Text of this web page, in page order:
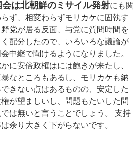
会は北朝鮮のミサイル発射にも関
らず、相変わらずモリカケに固執す
野党が居る反面、与党に質問時間を
く配分したので、いろいろな議論が
会中継で聞けるようになりました。
に安倍政権はには飽きが来たし、
暴なところもあるし、モリカケも納
できない点はあるものの、安定した
権が望ましいし、問題もたいした問
では無いと言うことでしょう。 支持
余り大きく下がらないです。